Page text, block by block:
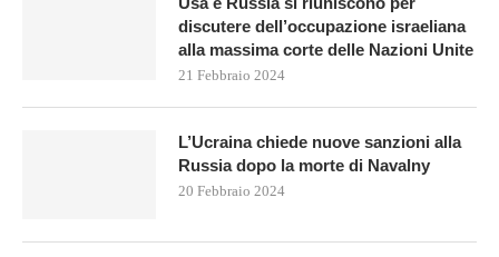
discutere dell’occupazione israeliana
alla massima corte delle Nazioni Unite
21 Febbraio 2024
L’Ucraina chiede nuove sanzioni alla
Russia dopo la morte di Navalny
20 Febbraio 2024